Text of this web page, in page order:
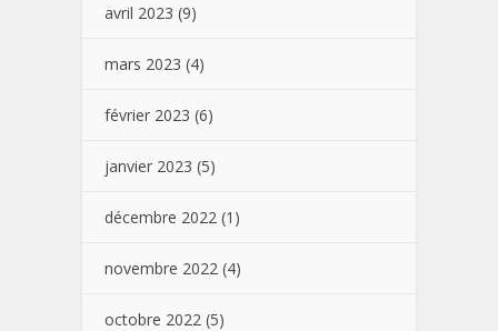
avril 2023 (9)
mars 2023 (4)
février 2023 (6)
janvier 2023 (5)
décembre 2022 (1)
novembre 2022 (4)
octobre 2022 (5)